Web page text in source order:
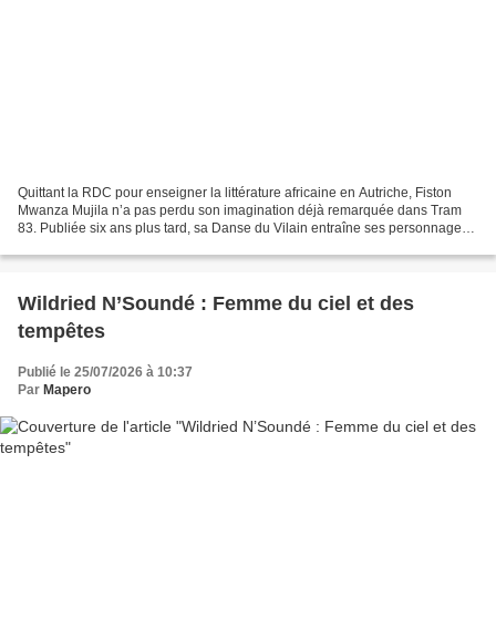
Quittant la RDC pour enseigner la littérature africaine en Autriche, Fiston
Mwanza Mujila n’a pas perdu son imagination déjà remarquée dans Tram
83. Publiée six ans plus tard, sa Danse du Vilain entraîne ses personnages
Wildried N’Soundé : Femme du ciel et des
tempêtes
Publié le 25/07/2026 à 10:37
Par Mapero